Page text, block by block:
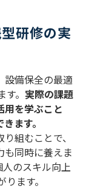
研修の実
設備保全の最適
。 実際の課題
用を学ぶこと
ます。
組むことで、
同時に養えま
のスキル向上
ます。